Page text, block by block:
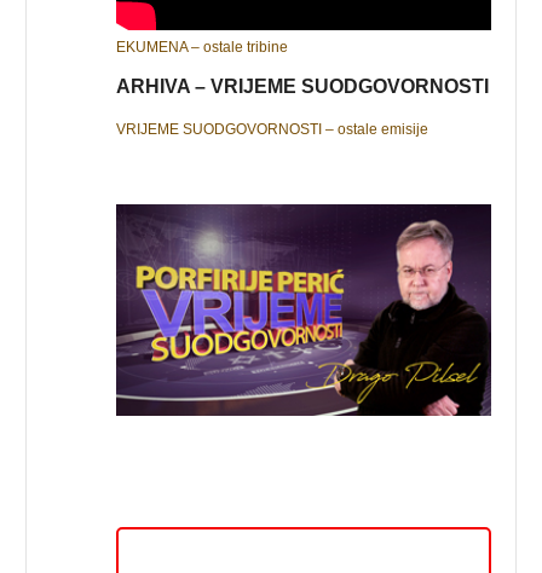
EKUMENA – ostale tribine
ARHIVA – VRIJEME SUODGOVORNOSTI
VRIJEME SUODGOVORNOSTI – ostale emisije